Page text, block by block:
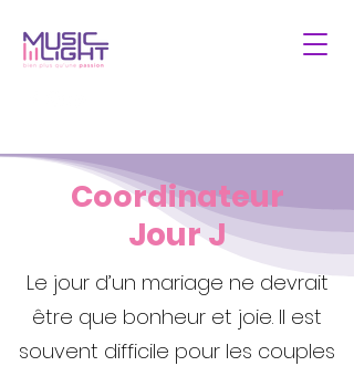
Coordinateur
Jour J
Le jour d’un mariage ne devrait
être que bonheur et joie. Il est
souvent difficile pour les couples